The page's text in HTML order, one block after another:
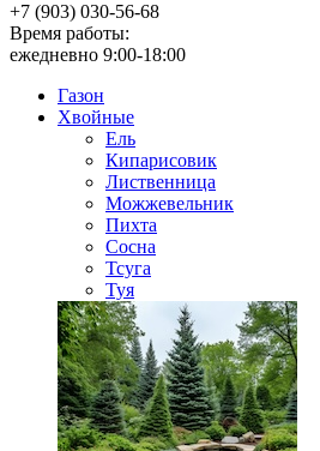
+7 (903) 030-56-68
Время работы:
ежедневно 9:00-18:00
Газон
Хвойные
Ель
Кипарисовик
Лиственница
Можжевельник
Пихта
Сосна
Тсуга
Туя